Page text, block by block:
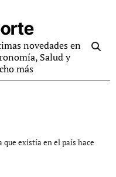
novedades en
Salud y
más
que existía en el país hace